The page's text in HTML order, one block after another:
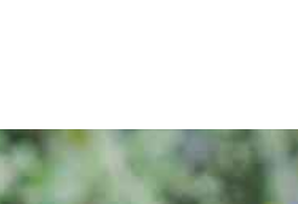
自然環境